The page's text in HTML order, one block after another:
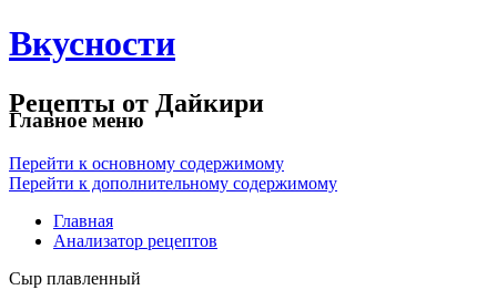
Вкусности
Рецепты от Дайкири
Главное меню
Перейти к основному содержимому
Перейти к дополнительному содержимому
Главная
Анализатор рецептов
Сыр плавленный